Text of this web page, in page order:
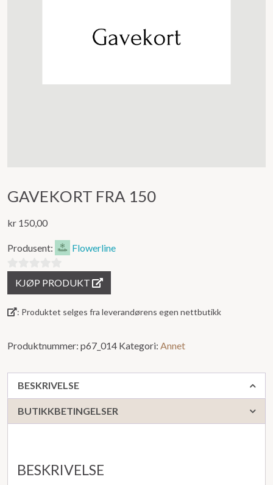
GAVEKORT FRA 150
kr 150,00
Produsent: Flowerline
ut
av
KJØP PRODUKT
: Produktet selges fra leverandørens egen nettbutikk
Produktnummer: p67_014 Kategori: Annet
BESKRIVELSE
BUTIKKBETINGELSER
BESKRIVELSE